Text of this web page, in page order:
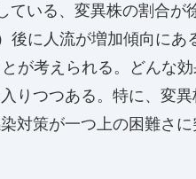
ている、変異株の割合が
後に人流が増加傾向にあ
が考えられる。どんな
りつつある。特に、変
対策が一つ上の困難さ